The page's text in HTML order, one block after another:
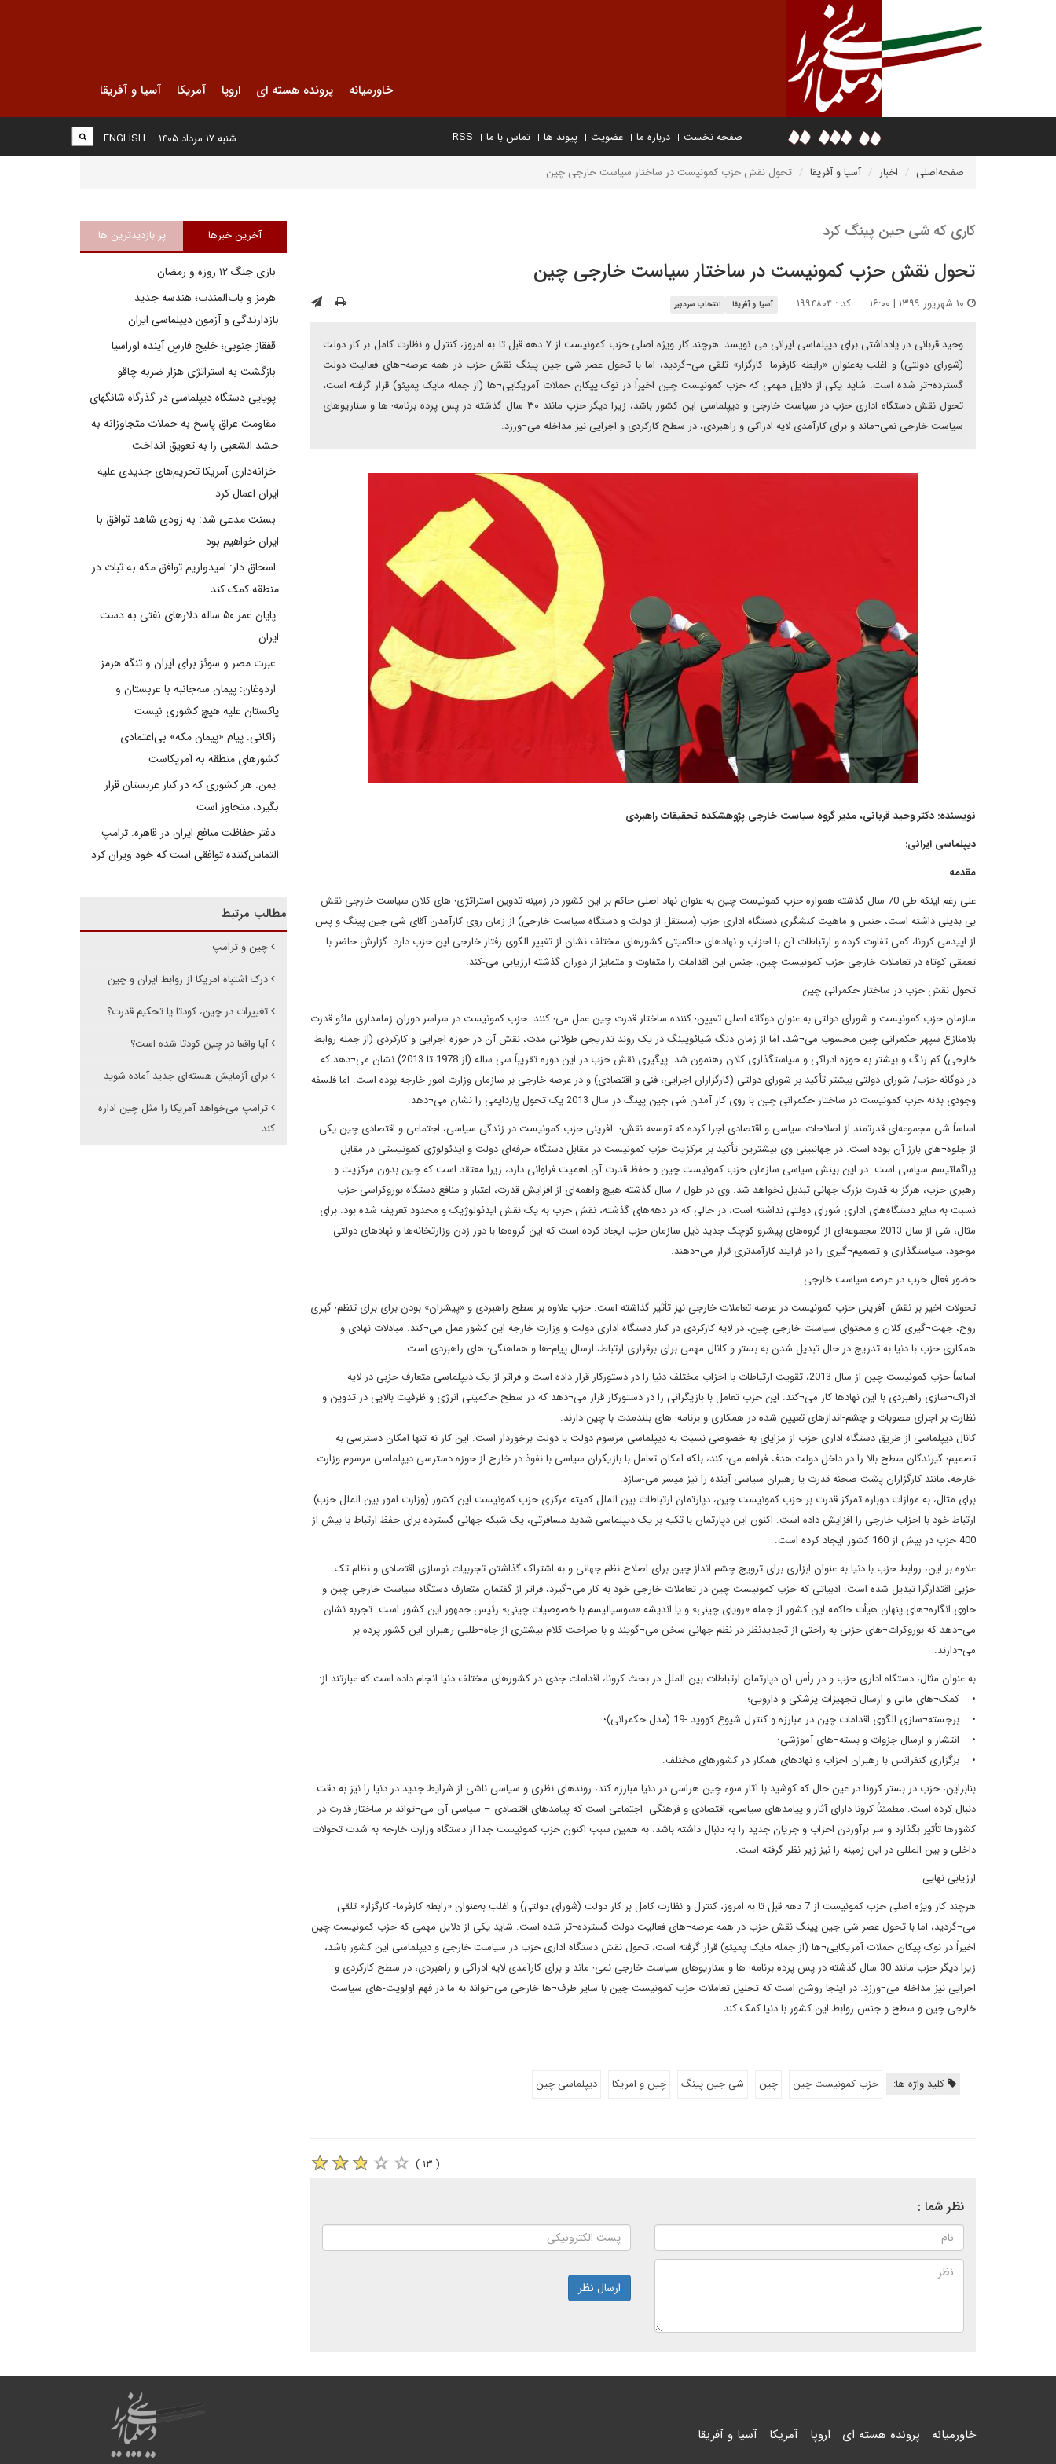
خاورمیانه پرونده هسته ای اروپا آمریکا آسیا و آفریقا
صفحه نخست درباره ما عضویت پیوند ها تماس با ما RSS
ENGLISH شنبه ۱۷ مرداد ۱۴۰۵
صفحه‌اصلی اخبار آسیا و آفریقا تحول نقش حزب کمونیست در ساختار سیاست خارجی چین
کاری که شی جین پینگ کرد
تحول نقش حزب کمونیست در ساختار سیاست خارجی چین
کد : ۱۹۹۴۸۰۴ آسیا و آفریقا انتخاب سردبیر
وحید قربانی در یادداشتی برای دیپلماسی ایرانی می نویسد: هرچند کار ویژه اصلی حزب کمونیست از ۷ دهه قبل تا به امروز، کنترل و نظارت کامل بر کار دولت
(شورای دولتی) و اغلب به‌عنوان «رابطه کارفرما- کارگزار» تلقی می¬گردید، اما با تحول عصر شی جین پینگ نقش حزب در همه عرصه¬های فعالیت دولت
گسترده¬تر شده است. شاید یکی از دلایل مهمی که حزب کمونیست چین اخیراً در نوک پیکان حملات آمریکایی¬ها (از جمله مایک پمپئو) قرار گرفته است،
تحول نقش دستگاه اداری حزب در سیاست خارجی و دیپلماسی این کشور باشد، زیرا دیگر حزب مانند ۳۰ سال گذشته در پس پرده برنامه¬ها و سناریوهای
سیاست خارجی نمی¬ماند و برای کارآمدی لایه ادراکی و راهبردی، در سطح کارکردی و اجرایی نیز مداخله می¬ورزد.
نویسنده: دکتر وحید قربانی، مدیر گروه سیاست خارجی پژوهشکده تحقیقات راهبردی
دیپلماسی ایرانی:
مقدمه
علی رغم اینکه طی 70 سال گذشته همواره حزب کمونیست چین به عنوان نهاد اصلی حاکم بر این کشور در زمینه تدوین استراتژی¬های کلان سیاست خارجی نقش
بی بدیلی داشته است، جنس و ماهیت کنشگری دستگاه اداری حزب (مستقل از دولت و دستگاه سیاست خارجی) از زمان روی کارآمدن آقای شی جین پینگ و پس
از اپیدمی کرونا، کمی تفاوت کرده و ارتباطات آن با احزاب و نهادهای حاکمیتی کشورهای مختلف نشان از تغییر الگوی رفتار خارجی این حزب دارد. گزارش حاضر با
تعمقی کوتاه در تعاملات خارجی حزب کمونیست چین، جنس این اقدامات را متفاوت و متمایز از دوران گذشته ارزیابی می-کند.
تحول نقش حزب در ساختار حکمرانی چین
سازمان حزب کمونیست و شورای دولتی به عنوان دوگانه اصلی تعیین¬کننده ساختار قدرت چین عمل می¬کنند. حزب کمونیست در سراسر دوران زمامداری مائو قدرت
بلامنازع سپهر حکمرانی چین محسوب می¬شد، اما از زمان دنگ شیائوپینگ در یک روند تدریجی طولانی مدت، نقش آن در حوزه اجرایی و کارکردی (از جمله روابط
خارجی) کم رنگ و بیشتر به حوزه ادراکی و سیاستگذاری کلان رهنمون شد. پیگیری نقش حزب در این دوره تقریباً سی ساله (از 1978 تا 2013) نشان می¬دهد که
در دوگانه حزب/ شورای دولتی بیشتر تأکید بر شورای دولتی (کارگزاران اجرایی، فنی و اقتصادی) و در عرصه خارجی بر سازمان وزارت امور خارجه بوده است. اما فلسفه
وجودی بدنه حزب کمونیست در ساختار حکمرانی چین با روی کار آمدن شی جین پینگ در سال 2013 یک تحول پاردایمی را نشان می¬دهد.
اساساً شی مجموعه‌ای قدرتمند از اصلاحات سیاسی و اقتصادی اجرا کرده که توسعه نقش¬ آفرینی حزب کمونیست در زندگی سیاسی، اجتماعی و اقتصادی چین یکی
از جلوه¬های بارز آن بوده است. در جهانبینی وی بیشترین تأکید بر مرکزیت حزب کمونیست در مقابل دستگاه حرفه‌ای دولت و ایدئولوژی کمونیستی در مقابل
پراگماتیسم سیاسی است. در این بینش سیاسی سازمان حزب کمونیست چین و حفظ قدرت آن اهمیت فراوانی دارد، زیرا معتقد است که چین بدون مرکزیت و
رهبری حزب، هرگز به قدرت بزرگ جهانی تبدیل نخواهد شد. وی در طول 7 سال گذشته هیچ واهمه‌ای از افزایش قدرت، اعتبار و منافع دستگاه بوروکراسی حزب
نسبت به سایر دستگاه‌های اداری شورای دولتی نداشته است، در حالی که در دهه‌های گذشته، نقش حزب به یک نقش ایدئولوژیک و محدود تعریف شده بود. برای
مثال، شی از سال 2013 مجموعه‌ای از گروه‌های پیشرو کوچک جدید ذیل سازمان حزب ایجاد کرده است که این گروه‌ها با دور زدن وزارتخانه‌ها و نهادهای دولتی
موجود، سیاستگذاری و تصمیم¬گیری را در فرایند کارآمدتری قرار‌ می¬دهند.
حضور فعال حزب در عرصه سیاست خارجی
تحولات اخیر بر نقش¬آفرینی حزب کمونیست در عرصه تعاملات خارجی نیز تأثیر گذاشته است. حزب علاوه بر سطح راهبردی و «پیشران» بودن برای برای تنظم¬گیری
روح، جهت¬گیری کلان و محتوای سیاست خارجی چین، در لایه کارکردی در کنار دستگاه اداری دولت و وزارت خارجه این کشور عمل می¬کند. مبادلات نهادی و
همکاری حزب با دنیا به تدریج در حال تبدیل شدن به بستر و کانال مهمی برای برقراری ارتباط، ارسال پیام-ها و هماهنگی¬های راهبردی است.
اساساً حزب کمونیست چین از سال 2013، تقویت ارتباطات با احزاب مختلف دنیا را در دستورکار قرار داده است و فراتر از یک دیپلماسی متعارف حزبی در لایه
ادراک¬سازی راهبردی با این نهادها کار می¬کند. این حزب تعامل با بازیگرانی را در دستورکار قرار می¬دهد که در سطح حاکمیتی انرژی و ظرفیت بالایی در تدوین و
نظارت بر اجرای مصوبات و چشم-اندازهای تعیین شده در همکاری و برنامه¬های بلندمدت با چین دارند.
کانال دیپلماسی از طریق دستگاه اداری حزب از مزایای به خصوصی نسبت به دیپلماسی مرسوم دولت با دولت برخوردار است. این کار نه تنها امکان دسترسی به
تصمیم¬گیرندگان سطح بالا را در داخل دولت هدف فراهم می¬کند، بلکه امکان تعامل با بازیگران سیاسی با نفوذ در خارج از حوزه دسترسی دیپلماسی مرسوم وزارت
خارجه، مانند کارگزاران پشت صحنه قدرت یا رهبران سیاسی آینده را نیز میسر می-سازد.
برای مثال، به موازات دوباره تمرکز قدرت بر حزب کمونیست چین، دپارتمان ارتباطات بین الملل کمیته مرکزی حزب کمونیست این کشور (وزارت امور بین الملل حزب)
ارتباط خود با احزاب خارجی را افزایش داده است. اکنون این دپارتمان با تکیه بر یک دیپلماسی شدید مسافرتی، یک شبکه جهانی گسترده برای حفظ ارتباط با بیش از
400 حزب در بیش از 160 کشور ایجاد کرده است.
علاوه بر این، روابط حزب با دنیا به عنوان ابزاری برای ترویج چشم انداز چین برای اصلاح نظم جهانی و به اشتراک گذاشتن تجربیات نوسازی اقتصادی و نظام تک
حزبی اقتدارگرا تبدیل شده است. ادبیاتی که حزب کمونیست چین در تعاملات خارجی خود به کار می¬گیرد، فراتر از گفتمان متعارف دستگاه سیاست خارجی چین و
حاوی انگاره¬های پنهان هیأت حاکمه این کشور از جمله «رویای چینی» و یا اندیشه «سوسیالیسم با خصوصیات چینی» رئیس جمهور این کشور است. تجربه نشان
می¬دهد که بوروکرات¬های حزبی به راحتی از تجدیدنظر در نظم جهانی سخن می¬گویند و با صراحت کلام بیشتری از جاه¬طلبی رهبران این کشور پرده بر
می¬دارند.
به عنوان مثال، دستگاه اداری حزب و در رأس آن دپارتمان ارتباطات بین الملل در بحث کرونا، اقدامات جدی در کشورهای مختلف دنیا انجام داده است که عبارتند از:
• کمک¬های مالی و ارسال تجهیزات پزشکی و دارویی؛
• برجسته¬سازی الگوی اقدامات چین در مبارزه و کنترل شیوع کووید -19 (مدل حکمرانی)؛
• انتشار و ارسال جزوات و بسته¬های آموزشی؛
• برگزاری کنفرانس با رهبران احزاب و نهادهای همکار در کشورهای مختلف.
بنابراین، حزب در بستر کرونا در عین حال که کوشید با آثار سوء چین هراسی در دنیا مبارزه کند، روندهای نظری و سیاسی ناشی از شرایط جدید در دنیا را نیز به دقت
دنبال کرده است. مطمئناً کرونا دارای آثار و پیامدهای سیاسی، اقتصادی و فرهنگی- اجتماعی است که پیامدهای اقتصادی – سیاسی آن می¬تواند بر ساختار قدرت در
کشورها تأثیر بگذارد و سر برآوردن احزاب و جریان جدید را به دنبال داشته باشد. به همین سبب اکنون حزب کمونیست جدا از دستگاه وزارت خارجه به شدت تحولات
داخلی و بین المللی در این زمینه را نیز زیر نظر گرفته است.
ارزیابی نهایی
هرچند کار ویژه اصلی حزب کمونیست از 7 دهه قبل تا به امروز، کنترل و نظارت کامل بر کار دولت (شورای دولتی) و اغلب به‌عنوان «رابطه کارفرما- کارگزار» تلقی
می¬گردید، اما با تحول عصر شی جین پینگ نقش حزب در همه عرصه¬های فعالیت دولت گسترده¬تر شده است. شاید یکی از دلایل مهمی که حزب کمونیست چین
اخیراً در نوک پیکان حملات آمریکایی¬ها (از جمله مایک پمپئو) قرار گرفته است، تحول نقش دستگاه اداری حزب در سیاست خارجی و دیپلماسی این کشور باشد،
زیرا دیگر حزب مانند 30 سال گذشته در پس پرده برنامه¬ها و سناریوهای سیاست خارجی نمی¬ماند و برای کارآمدی لایه ادراکی و راهبردی، در سطح کارکردی و
اجرایی نیز مداخله می¬ورزد. در اینجا روشن است که تحلیل تعاملات حزب کمونیست چین با سایر طرف¬ها خارجی می¬تواند به ما در فهم اولویت-های سیاست
خارجی چین و سطح و جنس روابط این کشور با دنیا کمک کند.
کلید واژه ها: حزب کمونیست چین چین شی جین پینگ چین و امریکا دیپلماسی چین
( ۱۳ )
نظر شما :
ارسال نظر
آخرین خبرها پر بازدیدترین ها
بازی جنگ ۱۲ روزه و رمضان
هرمز و باب‌المندب؛ هندسه جدید
بازدارندگی و آزمون دیپلماسی ایران
قفقاز جنوبی؛ خلیج فارسِ آینده اوراسیا
بازگشت به استراتژی هزار ضربه چاقو
پویایی دستگاه دیپلماسی در گذرگاه شانگهای
مقاومت عراق پاسخ به حملات متجاوزانه به
حشد الشعبی را به تعویق انداخت
خزانه‌داری آمریکا تحریم‌های جدیدی علیه
ایران اعمال کرد
بسنت مدعی شد: به زودی شاهد توافق با
ایران خواهیم بود
اسحاق دار: امیدواریم توافق مکه به ثبات در
منطقه کمک کند
پایان عمر ۵۰ ساله دلارهای نفتی به دست
ایران
عبرت مصر و سوئز برای ایران و تنگه هرمز
اردوغان: پیمان سه‌جانبه با عربستان و
پاکستان علیه هیچ کشوری نیست
زاکانی: پیام «پیمان مکه» بی‌اعتمادی
کشورهای منطقه به آمریکاست
یمن: هر کشوری که در کنار عربستان قرار
بگیرد، متجاوز است
دفتر حفاظت منافع ایران در قاهره: ترامپ
التماس‌کننده توافقی است که خود ویران کرد
مطالب مرتبط
چین و ترامپ
درک اشتباه امریکا از روابط ایران و چین
تغییرات در چین، کودتا یا تحکیم قدرت؟
آیا واقعا در چین کودتا شده است؟
برای آزمایش هسته‌ای جدید آماده شوید
ترامپ می‌خواهد آمریکا را مثل چین اداره
کند
خاورمیانه پرونده هسته ای اروپا آمریکا آسیا و آفریقا